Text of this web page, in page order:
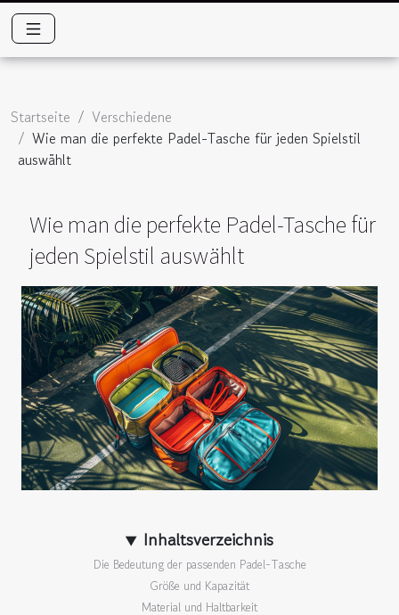
Startseite
Verschiedene
Wie man die perfekte Padel-Tasche für jeden Spielstil
auswählt
Wie man die perfekte Padel-Tasche für
jeden Spielstil auswählt
Inhaltsverzeichnis
Die Bedeutung der passenden Padel-Tasche
Größe und Kapazität
Material und Haltbarkeit